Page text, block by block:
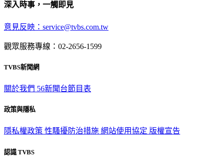
深入時事，一觸即見
意見反映：service@tvbs.com.tw
觀眾服務專線：02-2656-1599
TVBS新聞網
關於我們 56新聞台節目表
政策與隱私
隱私權政策 性騷擾防治措施 網站使用協定 版權宣告
認識 TVBS